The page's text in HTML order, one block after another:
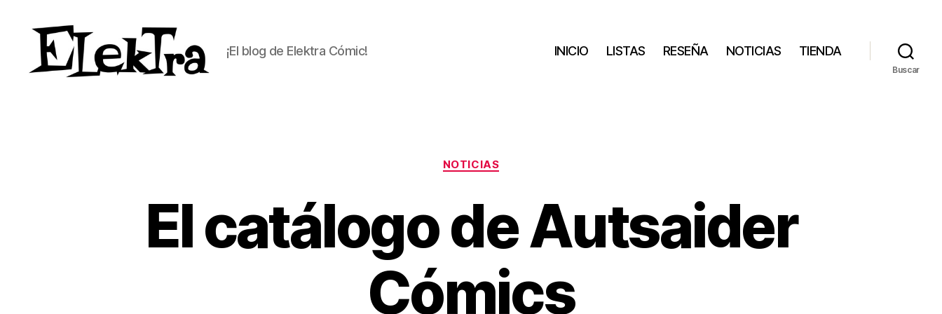
¡El blog de Elektra Cómic! INICIO LISTAS RESEÑA NOTICIAS TIENDA
Buscar
Categorías
NOTICIAS
El catálogo de Autsaider
Cómics